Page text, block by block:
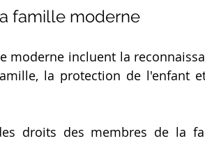
famille moderne
moderne incluent la
la protection de l'enfant
droits des membres de la